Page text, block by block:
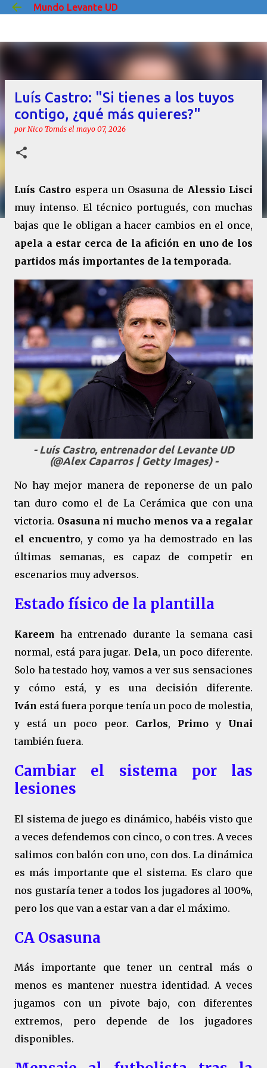
Ir al contenido principal
Mundo Levante UD
Luís Castro: "Si tienes a los tuyos
contigo, ¿qué más quieres?"
por Nico Tomás el mayo 07, 2026
Luís Castro espera un Osasuna de Alessio Lisci
muy intenso. El técnico portugués, con muchas
bajas que le obligan a hacer cambios en el once,
apela a estar cerca de la afición en uno de los
partidos más importantes de la temporada.
- Luís Castro, entrenador del Levante UD
(@Alex Caparros | Getty Images) -
No hay mejor manera de reponerse de un palo
tan duro como el de La Cerámica que con una
victoria. Osasuna ni mucho menos va a regalar
el encuentro, y como ya ha demostrado en las
últimas semanas, es capaz de competir en
escenarios muy adversos.
Estado físico de la plantilla
Kareem ha entrenado durante la semana casi
normal, está para jugar. Dela, un poco diferente.
Solo ha testado hoy, vamos a ver sus sensaciones
y cómo está, y es una decisión diferente.
Iván está fuera porque tenía un poco de molestia,
y está un poco peor. Carlos, Primo y Unai
también fuera.
Cambiar el sistema por las
lesiones
El sistema de juego es dinámico, habéis visto que
a veces defendemos con cinco, o con tres. A veces
salimos con balón con uno, con dos. La dinámica
es más importante que el sistema. Es claro que
nos gustaría tener a todos los jugadores al 100%,
pero los que van a estar van a dar el máximo.
CA Osasuna
Más importante que tener un central más o
menos es mantener nuestra identidad. A veces
jugamos con un pivote bajo, con diferentes
extremos, pero depende de los jugadores
disponibles.